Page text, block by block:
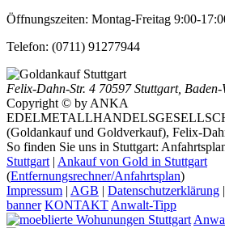
Öffnungszeiten: Montag-Freitag 9:00-
Telefon: (0711) 91277944
Felix-Dahn-Str. 4 70597 Stuttgart,
Copyright © by ANKA
(Goldankauf und Goldverkauf), Felix-
So finden Sie uns in Stuttgart:
Stuttgart | Ankauf von Gold in Stuttgart
(Entfernungsrechner/Anfahrtsplan)
Impressum | AGB | Datenschutzerklärung |
banner KONTAKT Anwalt-Tipp